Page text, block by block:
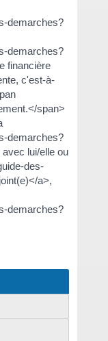
demarches?
demarches?
financière
c'est-à-
span>
demarches?
lui/elle ou
des-
a>,
demarches?